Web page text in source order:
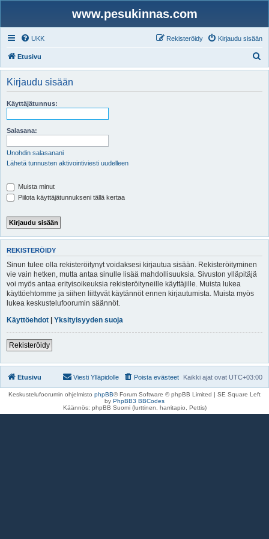
www.pesukinnas.com
UKK Kirjaudu sisään
Rekisteröidy
Etusivu
t
Kirjaudu sisään
Käyttäjätunnus:
Salasana:
Unohdin salasanani
Lähetä tunnusten aktivointiviesti uudelleen
Muista minut
Piilota käyttäjätunnukseni tällä kertaa
REKISTERÖIDY
Sinun tulee olla rekisteröitynyt voidaksesi kirjautua sisään. Rekisteröityminen
vie vain hetken, mutta antaa sinulle lisää mahdollisuuksia. Sivuston ylläpitäjä
voi myös antaa erityisoikeuksia rekisteröityneille käyttäjille. Muista lukea
käyttöehtomme ja siihen liittyvät käytännöt ennen kirjautumista. Muista myös
lukea keskustelufoorumin säännöt.
Käyttöehdot | Yksityisyyden suoja
Rekisteröidy
Etusivu Kaikki ajat ovat UTC+03:00
Poista evästeet
Viesti Ylläpidolle
Keskustelufoorumin ohjelmisto phpBB® Forum Software © phpBB Limited | SE Square Left
by PhpBB3 BBCodes
Käännös: phpBB Suomi (lurttinen, harritapio, Pettis)